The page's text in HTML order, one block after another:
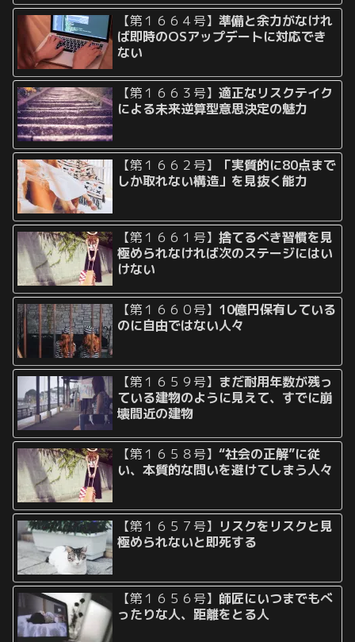
【第１６６４号】準備と余力がなけれ
ば即時のOSアップデートに対応でき
ない
【第１６６３号】適正なリスクテイク
による未来逆算型意思決定の魅力
【第１６６２号】
「実質的に80点まで
しか取れない構造」を見抜く能力
【第１６６１号】捨てるべき習慣を見
極められなければ次のステージにはい
けない
【第１６６０号】 10億円保有している
のに自由ではない人々
【第１６５９号】 まだ耐用年数が残っ
ている建物のように見えて、すでに崩
壊間近の建物
【第１６５８号】“社会の正解”に従
い、本質的な問いを避けてしまう人々
【第１６５７号】 リスクをリスクと見
極められないと即死する
【第１６５６号】 師匠にいつまでもべ
ったりな人、距離をとる人